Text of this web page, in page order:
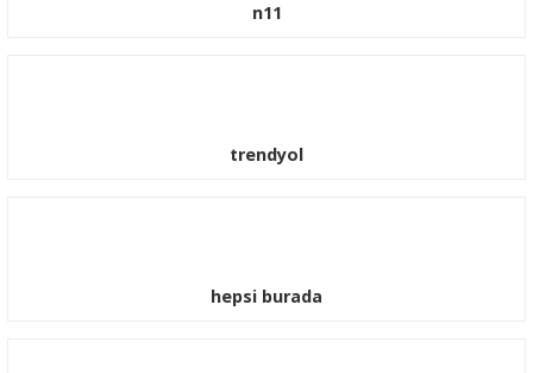
n11
trendyol
hepsi burada